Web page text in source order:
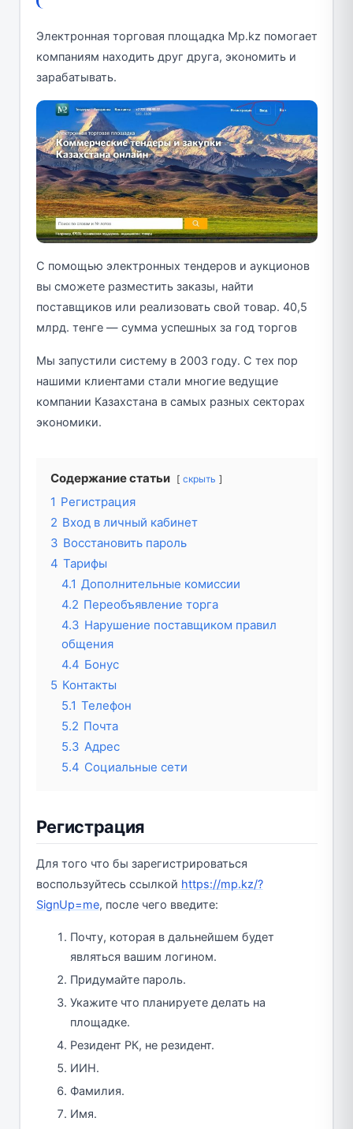
Электронная торговая площадка Mp.kz помогает
компаниям находить друг друга, экономить и
зарабатывать.
С помощью электронных тендеров и аукционов
вы сможете разместить заказы, найти
поставщиков или реализовать свой товар. 40,5
млрд. тенге — сумма успешных за год торгов
Мы запустили систему в 2003 году. С тех пор
нашими клиентами стали многие ведущие
компании Казахстана в самых разных секторах
экономики.
Содержание статьи скрыть
1 Регистрация
2 Вход в личный кабинет
3 Восстановить пароль
4 Тарифы
4.1 Дополнительные комиссии
4.2 Переобъявление торга
4.3 Нарушение поставщиком правил
общения
4.4 Бонус
5 Контакты
5.1 Телефон
5.2 Почта
5.3 Адрес
5.4 Социальные сети
Регистрация
Для того что бы зарегистрироваться
воспользуйтесь ссылкой https://mp.kz/?
SignUp=me, после чего введите:
Почту, которая в дальнейшем будет
являться вашим логином.
Придумайте пароль.
Укажите что планируете делать на
площадке.
Резидент РК, не резидент.
ИИН.
Фамилия.
Имя.